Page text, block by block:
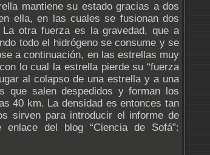
mantiene su estado gracias a dos
ella, en las cuales se fusionan dos
La otra fuerza es la gravedad, que a
todo el hidrógeno se consume y se
a continuación, en las estrellas muy
lo cual la estrella pierde su “fuerza
al colapso de una estrella y a una
que salen despedidos y forman los
40 km. La densidad es entonces tan
sirven para introducir el informe de
del blog “Ciencia de Sofá”: